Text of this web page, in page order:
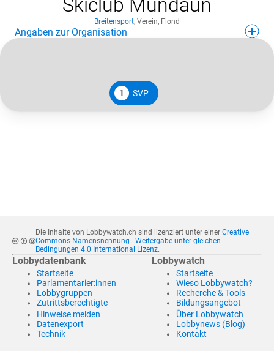
Skiclub Mundaun
Breitensport, Verein, Flond
Angaben zur Organisation
1 SVP
Die Inhalte von Lobbywatch.ch sind lizenziert unter einer Creative
Commons Namensnennung - Weitergabe unter gleichen
Bedingungen 4.0 International Lizenz.
Lobbydatenbank
Startseite
Parlamentarier:innen
Lobbygruppen
Zutrittsberechtigte
Hinweise melden
Datenexport
Technik
Lobbywatch
Startseite
Wieso Lobbywatch?
Recherche & Tools
Bildungsangebot
Über Lobbywatch
Lobbynews (Blog)
Kontakt